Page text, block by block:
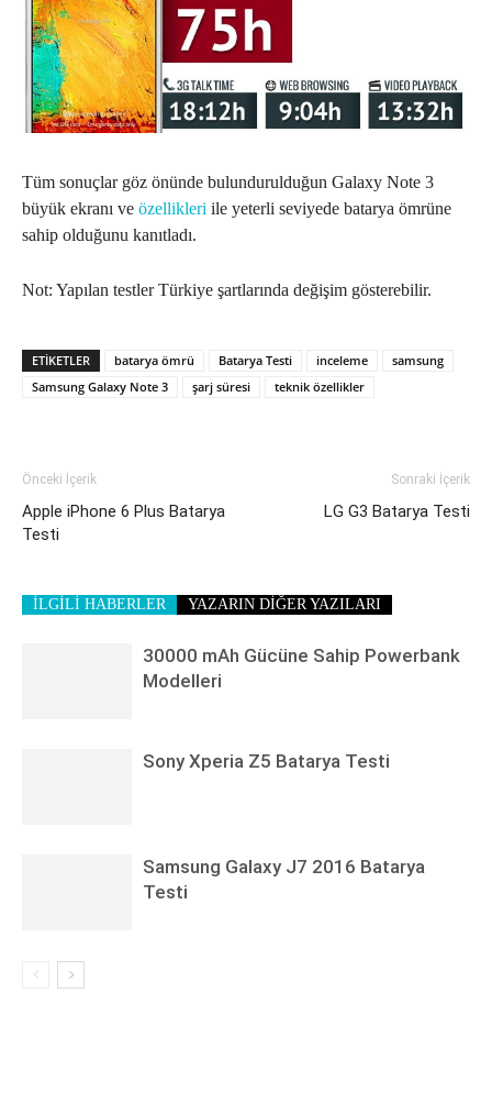
Tüm sonuçlar göz önünde bulundurulduğun Galaxy Note 3
büyük ekranı ve özellikleri ile yeterli seviyede batarya ömrüne
sahip olduğunu kanıtladı.
Not: Yapılan testler Türkiye şartlarında değişim gösterebilir.
ETIKETLER batarya ömrü Batarya Testi inceleme
samsung
Samsung Galaxy Note 3
şarj süresi teknik özellikler
Önceki İçerik
Apple iPhone 6 Plus Batarya
Testi
Sonraki İçerik
LG G3 Batarya Testi
İLGİLİ HABERLER YAZARIN DİĞER YAZILARI
30000 mAh Gücüne Sahip Powerbank
Modelleri
Sony Xperia Z5 Batarya Testi
Samsung Galaxy J7 2016 Batarya
Testi